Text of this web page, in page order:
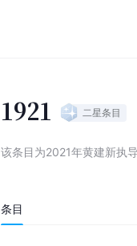
1921 二星条目
该条目为2021年黄建新执
条目